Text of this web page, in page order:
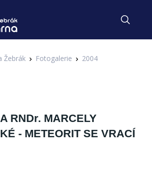
Žebrák Fotogalerie 2004
RNDr. MARCELY
- METEORIT SE VRACÍ